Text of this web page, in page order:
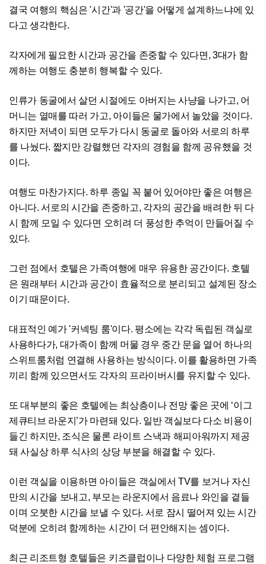
결국 여행의 핵심은 '시간'과 '공간'을 어떻게 설계하느냐에 있
다고 생각한다.
각자에게 필요한 시간과 공간을 존중할 수 있다면, 3대가 함
께하는 여행도 충분히 행복할 수 있다.
인류가 동굴에서 살던 시절에도 아버지는 사냥을 나가고, 어
머니는 열매를 따러 가고, 아이들은 물가에서 놀았을 것이다.
하지만 저녁이 되면 모두가 다시 동굴로 돌아와 서로의 하루
를 나눴다. 짧지만 강렬했던 각자의 경험을 함께 공유했을 것
이다.
여행도 마찬가지다. 하루 종일 꼭 붙어 있어야만 좋은 여행은
아니다. 서로의 시간을 존중하고, 각자의 공간을 배려한 뒤 다
시 함께 모일 수 있다면 오히려 더 풍성한 추억이 만들어질 수
있다.
그런 점에서 호텔은 가족여행에 매우 유용한 공간이다. 호텔
은 원래부터 시간과 공간이 효율적으로 분리되고 설계된 장소
이기 때문이다.
대표적인 예가 '커넥팅 룸'이다. 평소에는 각각 독립된 객실로
사용하다가, 대가족이 함께 머물 경우 중간 문을 열어 하나의
스위트룸처럼 연결해 사용하는 방식이다. 이를 활용하면 가족
끼리 함께 있으면서도 각자의 프라이버시를 유지할 수 있다.
또 대부분의 좋은 호텔에는 최상층이나 전망 좋은 곳에 ‘이그
제큐티브 라운지’가 마련돼 있다. 일반 객실보다 다소 비용이
들긴 하지만, 조식은 물론 라이트 스낵과 해피아워까지 제공
돼 사실상 하루 식사의 상당 부분을 해결할 수 있다.
이런 객실을 이용하면 아이들은 객실에서 TV를 보거나 자신
만의 시간을 보내고, 부모는 라운지에서 음료나 와인을 곁들
이며 오붓한 시간을 보낼 수 있다. 서로 잠시 떨어져 있는 시간
덕분에 오히려 함께하는 시간이 더 편안해지는 셈이다.
최근 리조트형 호텔들은 키즈클럽이나 다양한 체험 프로그램